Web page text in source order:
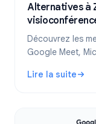
Alternatives à
Découvrez les
Google Meet,
options
Lire la suite
: Alternatives à